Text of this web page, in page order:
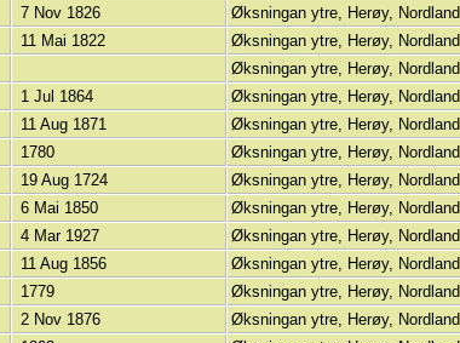
7 Nov 1826 Øksningan ytre, Herøy, Nordland
11 Mai 1822 Øksningan ytre, Herøy, Nordland
Øksningan ytre, Herøy, Nordland
1 Jul 1864 Øksningan ytre, Herøy, Nordland
11 Aug 1871 Øksningan ytre, Herøy, Nordland
1780 Øksningan ytre, Herøy, Nordland
19 Aug 1724 Øksningan ytre, Herøy, Nordland
6 Mai 1850 Øksningan ytre, Herøy, Nordland
4 Mar 1927 Øksningan ytre, Herøy, Nordland
11 Aug 1856 Øksningan ytre, Herøy, Nordland
1779 Øksningan ytre, Herøy, Nordland
2 Nov 1876 Øksningan ytre, Herøy, Nordland